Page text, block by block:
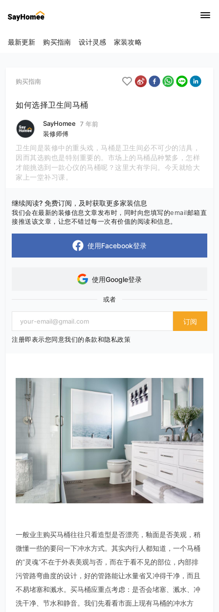
最新更新 购买指南 设计灵感 家装攻略
购买指南
如何选择卫生间马桶
SayHomee
7 年前
装修师傅
卫生间是装修中的重头戏，马桶是卫生间必不可少的洁具，
因而其选购也是特别重要的。市场上的马桶品种繁多，怎样
才能挑选到一款心仪的马桶呢？这里大有学问。今天就给大
家上一堂补习课。
继续阅读? 免费订阅，及时获取更多家装信息
我们会在最新的装修信息文章发布时，同时向您填写的email邮箱直
接推送该文章，让您不错过每一次有价值的阅读和信息。
使用Facebook登录
使用Google登录
或者
订阅
注册即表示您同意我们的条款和隐私政策
一般业主购买马桶往往只看造型是否漂亮，釉面是否美观，稍
微懂一些的要问一下冲水方式。其实内行人都知道，一个马桶
的“灵魂”不在于外表美观与否，而在于看不见的部位，内部排
污管路弯曲度的设计，好的管路能让水量省又冲得干净，而且
不易堵塞和溅水。买马桶应重点考虑：是否会堵塞、溅水、冲
洗干净、节水和静音。我们先看看市面上现有马桶的冲水方